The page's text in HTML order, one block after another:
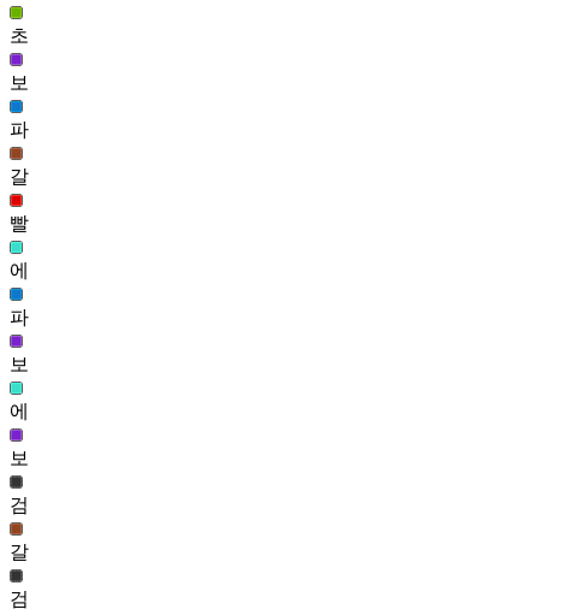
졸린 얼굴(남)
324,628
14
동그래 얼굴(여)
308,037
15
차분한 루시드 얼굴(여)
280,756
16
설매화 렌 얼굴(여)
269,795
초
보
파
갈
빨
에
파
보
에
보
검
갈
검